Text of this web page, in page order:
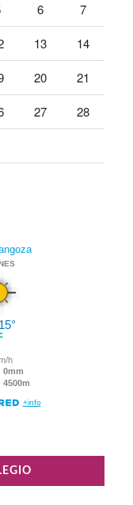
6 7
13 14
20 21
27 28